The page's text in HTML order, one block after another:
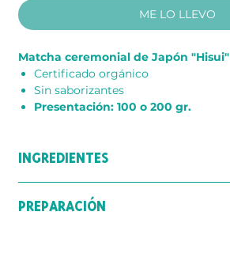
ME LO LLEVO
Matcha ceremonial de Japón "Hisui"
Certificado orgánico
Sin saborizantes
Presentación: 100 o 200 gr.
INGREDIENTES
PREPARACIÓN